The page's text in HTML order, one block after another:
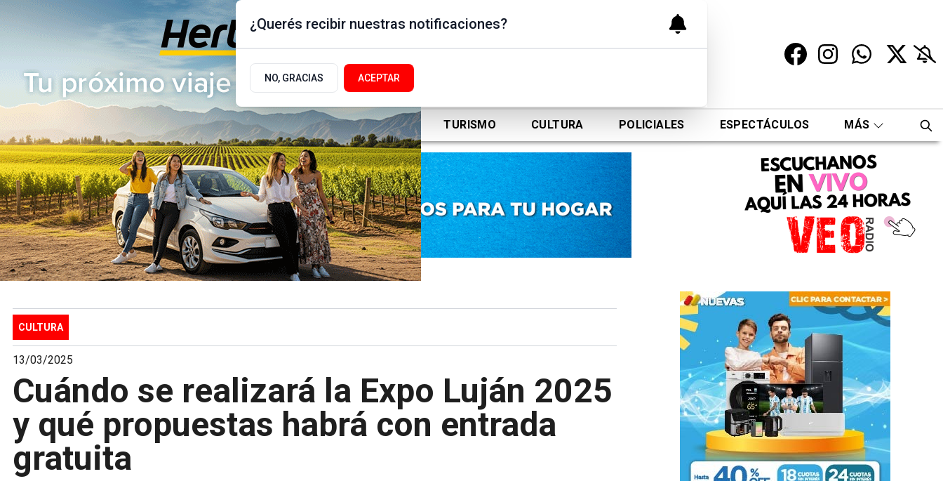
Jueves 6 de Agosto
de 2026
17.9ºc | Buenos Aires, AR
ACTUALIDAD POLÍTICA DEPORTES TURISMO CULTURA POLICIALES ESPECTÁCULOS MÁS
CULTURA
13/03/2025
Cuándo se realizará la Expo Luján 2025
y qué propuestas habrá con entrada
gratuita
¿Querés recibir nuestras notificaciones?
NO, GRACIAS ACEPTAR